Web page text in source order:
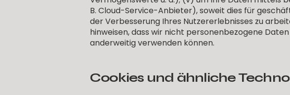
B. Cloud-Service-Anbieter), soweit dies für
der Verbesserung Ihres Nutzererlebnisses zu
hinweisen, dass wir nicht personenbezogene
anderweitig verwenden können.
Cookies und ähnliche